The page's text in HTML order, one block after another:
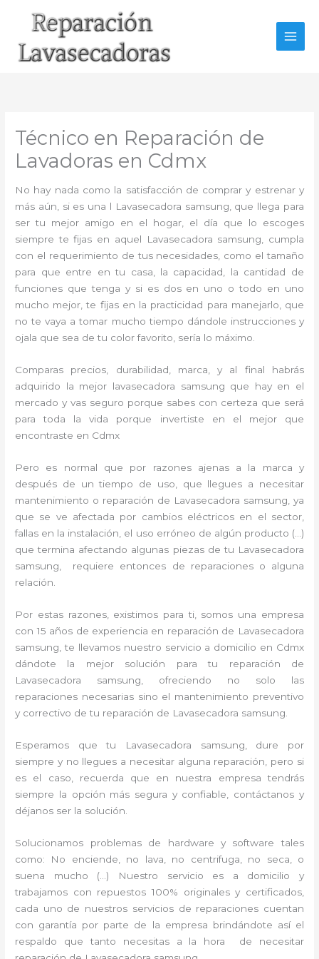
Técnico en Reparación de
Lavadoras en Cdmx
No hay nada como la satisfacción de comprar y estrenar y
más aún, si es una l Lavasecadora samsung, que llega para
ser tu mejor amigo en el hogar, el día que lo escoges
siempre te fijas en aquel Lavasecadora samsung, cumpla
con el requerimiento de tus necesidades, como el tamaño
para que entre en tu casa, la capacidad, la cantidad de
funciones que tenga y si es dos en uno o todo en uno
mucho mejor, te fijas en la practicidad para manejarlo, que
no te vaya a tomar mucho tiempo dándole instrucciones y
ojala que sea de tu color favorito, sería lo máximo.
Comparas precios, durabilidad, marca, y al final habrás
adquirido la mejor lavasecadora samsung que hay en el
mercado y vas seguro porque sabes con certeza que será
para toda la vida porque invertiste en el mejor que
encontraste en Cdmx
Pero es normal que por razones ajenas a la marca y
después de un tiempo de uso, que llegues a necesitar
mantenimiento o reparación de Lavasecadora samsung, ya
que se ve afectada por cambios eléctricos en el sector,
fallas en la instalación, el uso erróneo de algún producto (…)
que termina afectando algunas piezas de tu Lavasecadora
samsung, requiere entonces de reparaciones o alguna
relación.
Por estas razones, existimos para ti, somos una empresa
con 15 años de experiencia en reparación de Lavasecadora
samsung, te llevamos nuestro servicio a domicilio en Cdmx
dándote la mejor solución para tu reparación de
Lavasecadora samsung, ofreciendo no solo las
reparaciones necesarias sino el mantenimiento preventivo
y correctivo de tu reparación de Lavasecadora samsung.
Esperamos que tu Lavasecadora samsung, dure por
siempre y no llegues a necesitar alguna reparación, pero si
es el caso, recuerda que en nuestra empresa tendrás
siempre la opción más segura y confiable, contáctanos y
déjanos ser la solución.
Solucionamos problemas de hardware y software tales
como: No enciende, no lava, no centrifuga, no seca, o
suena mucho (…) Nuestro servicio es a domicilio y
trabajamos con repuestos 100% originales y certificados,
cada uno de nuestros servicios de reparaciones cuentan
con garantía por parte de la empresa brindándote así el
respaldo que tanto necesitas a la hora de necesitar